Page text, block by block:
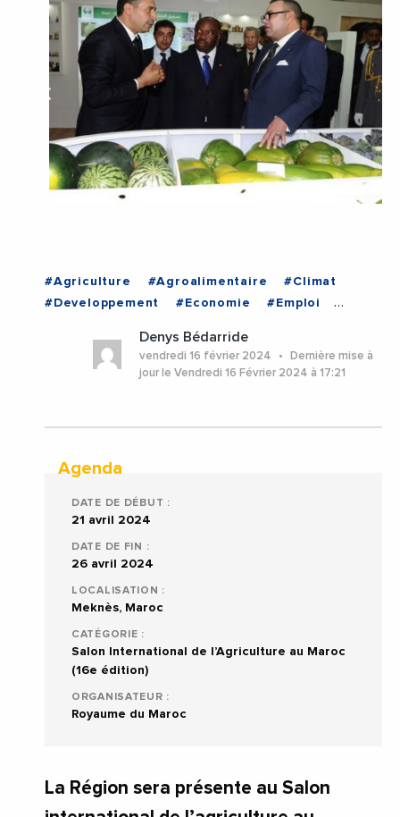
#Agriculture #Agroalimentaire
#Climat
#Developpement
#Economie
#Emploi
Denys Bédarride
vendredi 16 février 2024
Dernière mise à
jour le Vendredi 16 Février 2024 à 17:21
Agenda
DATE DE DÉBUT :
21 avril 2024
DATE DE FIN :
26 avril 2024
LOCALISATION :
Meknès, Maroc
CATÉGORIE :
Salon International de l’Agriculture au Maroc
(16e édition)
ORGANISATEUR :
Royaume du Maroc
La Région sera présente au Salon